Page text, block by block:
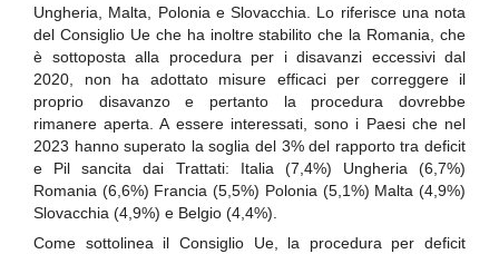
Ungheria, Malta, Polonia e Slovacchia. Lo riferisce una nota
del Consiglio Ue che ha inoltre stabilito che la Romania, che
è sottoposta alla procedura per i disavanzi eccessivi dal
2020, non ha adottato misure efficaci per correggere il
proprio disavanzo e pertanto la procedura dovrebbe
rimanere aperta. A essere interessati, sono i Paesi che nel
2023 hanno superato la soglia del 3% del rapporto tra deficit
e Pil sancita dai Trattati: Italia (7,4%) Ungheria (6,7%)
Romania (6,6%) Francia (5,5%) Polonia (5,1%) Malta (4,9%)
Slovacchia (4,9%) e Belgio (4,4%).
Come sottolinea il Consiglio Ue, la procedura per deficit